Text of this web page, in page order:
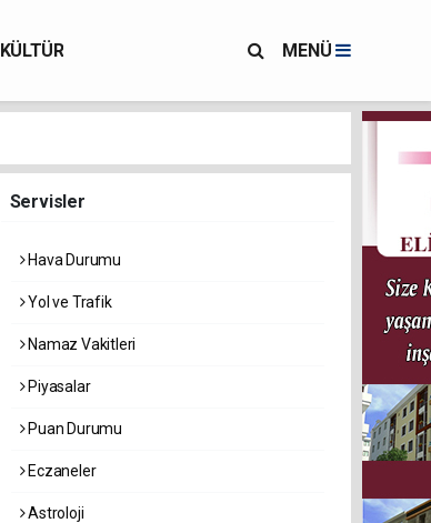
KÜLTÜR MENÜ
Servisler
Hava Durumu
Yol ve Trafik
Namaz Vakitleri
Piyasalar
Puan Durumu
Eczaneler
Astroloji